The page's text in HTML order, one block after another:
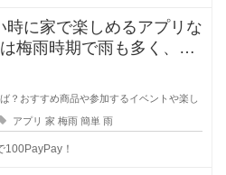
時に家で楽しめるアプリな
梅雨時期で雨も多く、な
ですよね。
？おすすめ商品や参加するイベントや楽し
アプリ 家 梅雨 簡単 雨
100PayPay！